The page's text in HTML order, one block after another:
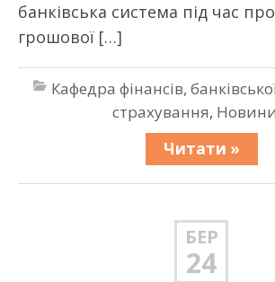
банківська система під час
грошової […]
Кафедра фінансів,
страхування, Новини
Читати »
БЕР
24